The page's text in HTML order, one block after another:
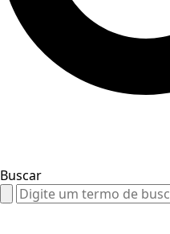
Buscar
Search
for: